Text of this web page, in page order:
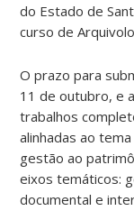
do Estado de
curso de
O prazo para
11 de outubro, e
trabalhos
alinhadas ao
gestão ao
eixos temáticos:
documental e